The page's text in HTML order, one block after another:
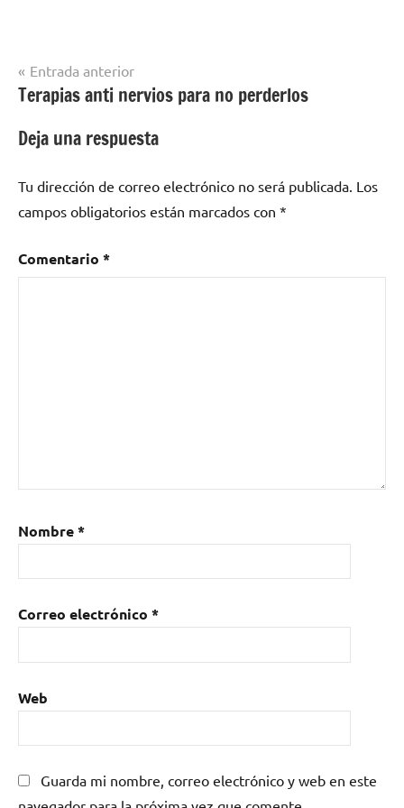
Navegación
de
entradas
Entrada anterior
Terapias anti nervios para no perderlos
Deja una respuesta
Tu dirección de correo electrónico no será publicada. Los
campos obligatorios están marcados con *
Comentario *
Nombre*
Correo electrónico *
Web
Guarda mi nombre, correo electrónico y web en este